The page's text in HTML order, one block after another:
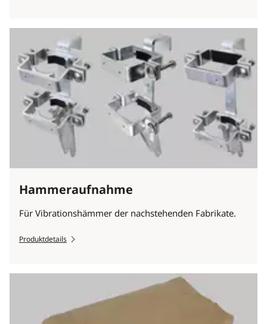
Hammeraufnahme
Für Vibrationshämmer der nachstehenden Fabrikate.
Produktdetails